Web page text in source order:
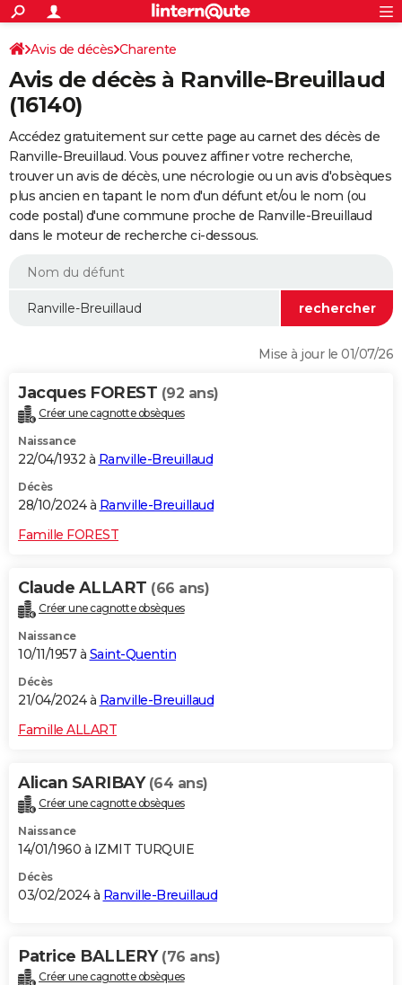
ACTUALITÉS
Politique
Société
Faits Divers
Education
Monde
Villes
+
SPORT
Coupe du monde 2026
Football
Tennis
Cyclisme
Rugby
Forum
FINANCE
Retraite
Impôts
Epargne
Immobilier
Risques naturels par ville
Banque
Assurance
Crédit
Essais
Réserver un essai
Citadines
Berlines
SUV
Forum auto
+
HIGH-TECH
Mobiles
Meilleur smartphone
Internet
Ordinateurs
Jeux vidéo
Guide high-tech
+
BRICOLAGE
Forum
Aménagement intérieur
Extérieur
Cuisine
Salle de bains
Jardinage
Rangement
WEEK-END
Guides de France
Escapades
Patrimoine
Expositions
Musées
Week-end nature
LIFESTYLE
Alimentation
Guide de la santé
Maladies
Médicaments
Sommeil
VOYAGE
Destinations
City break
Voyage nature
Voyage de noces
Forum
Climat
+PHOTO
GUIDES D'ACHAT
BONS PLANS
CARTE DE VOEUX
Dictionnaire
Biographies
Citations
Expressions
Proverbes
PROGRAMME TV
COPAINS D'AVANT
S'inscrire
Se connecter
Lycées
Collèges
Primaires
Universités
Entreprises
Service militaire
Avis de recherche
AVIS DE DÉCÈS
Connexion
Avis de décès Charente
Avis de décès à Ranville-Breuillaud
(16140)
Accédez gratuitement sur cette page au carnet des décès de
Ranville-Breuillaud. Vous pouvez affiner votre recherche,
trouver un avis de décès, une nécrologie ou un avis d'obsèques
plus ancien en tapant le nom d'un défunt et/ou le nom (ou
code postal) d'une commune proche de Ranville-Breuillaud
dans le moteur de recherche ci-dessous.
Mise à jour le 01/07/26
Jacques FOREST (92 ans)
Créer une cagnotte obsèques
Naissance
22/04/1932 à Ranville-Breuillaud
Décès
28/10/2024 à Ranville-Breuillaud
Famille FOREST
Claude ALLART (66 ans)
Créer une cagnotte obsèques
Naissance
10/11/1957 à Saint-Quentin
Décès
21/04/2024 à Ranville-Breuillaud
Famille ALLART
Alican SARIBAY (64 ans)
Créer une cagnotte obsèques
Naissance
14/01/1960 à IZMIT TURQUIE
Décès
03/02/2024 à Ranville-Breuillaud
Patrice BALLERY (76 ans)
Créer une cagnotte obsèques